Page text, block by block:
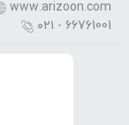
www.arizoon.com
۰۲۱ - 66761001